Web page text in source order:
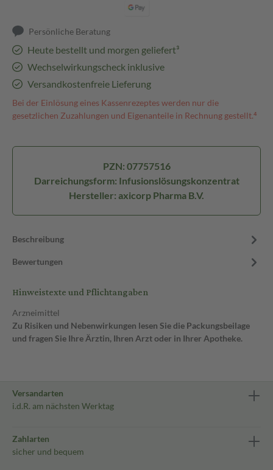
Persönliche Beratung
Heute bestellt und morgen geliefert³
Wechselwirkungscheck inklusive
Versandkostenfreie Lieferung
Bei der Einlösung eines Kassenrezeptes werden nur die
gesetzlichen Zuzahlungen und Eigenanteile in Rechnung gestellt.⁴
PZN: 07757516
Darreichungsform: Infusionslösungskonzentrat
Hersteller: axicorp Pharma B.V.
Beschreibung
Bewertungen
Hinweistexte und Pflichtangaben
Arzneimittel
Zu Risiken und Nebenwirkungen lesen Sie die Packungsbeilage
und fragen Sie Ihre Ärztin, Ihren Arzt oder in Ihrer Apotheke.
Versandarten
i.d.R. am nächsten Werktag
Zahlarten
sicher und bequem